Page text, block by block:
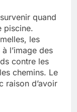
quand
piscine.
les
l’image des
contre les
chemins. Le
raison d’avoir